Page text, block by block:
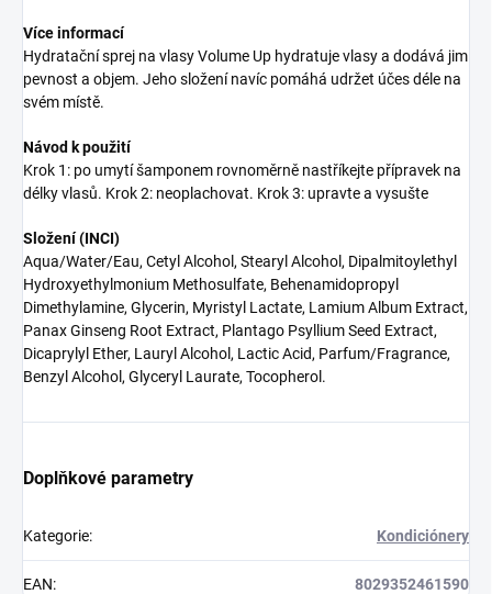
Více informací
Hydratační sprej na vlasy Volume Up hydratuje vlasy a dodává jim
pevnost a objem. Jeho složení navíc pomáhá udržet účes déle na
svém místě.
Návod k použití
Krok 1: po umytí šamponem rovnoměrně nastříkejte přípravek na
délky vlasů. Krok 2: neoplachovat. Krok 3: upravte a vysušte
Složení (INCI)
Aqua/Water/Eau, Cetyl Alcohol, Stearyl Alcohol, Dipalmitoylethyl
Hydroxyethylmonium Methosulfate, Behenamidopropyl
Dimethylamine, Glycerin, Myristyl Lactate, Lamium Album Extract,
Panax Ginseng Root Extract, Plantago Psyllium Seed Extract,
Dicaprylyl Ether, Lauryl Alcohol, Lactic Acid, Parfum/Fragrance,
Benzyl Alcohol, Glyceryl Laurate, Tocopherol.
Doplňkové parametry
Kategorie: Kondiciónery
EAN: 8029352461590